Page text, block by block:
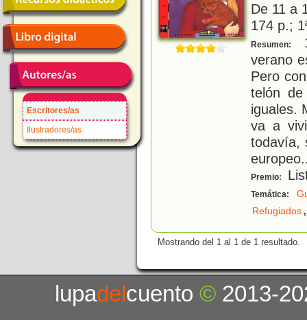
Escritores/as
Ilustradores/as
De 11 a
174 p.;
Resumen:
verano
Pero
telón
iguales.
va a
todavía,
europeo.
Premio:
Temática:
Refugiados,
Mostrando del 1 al 1 de 1 resultado.
lupadelcuento© 2013-